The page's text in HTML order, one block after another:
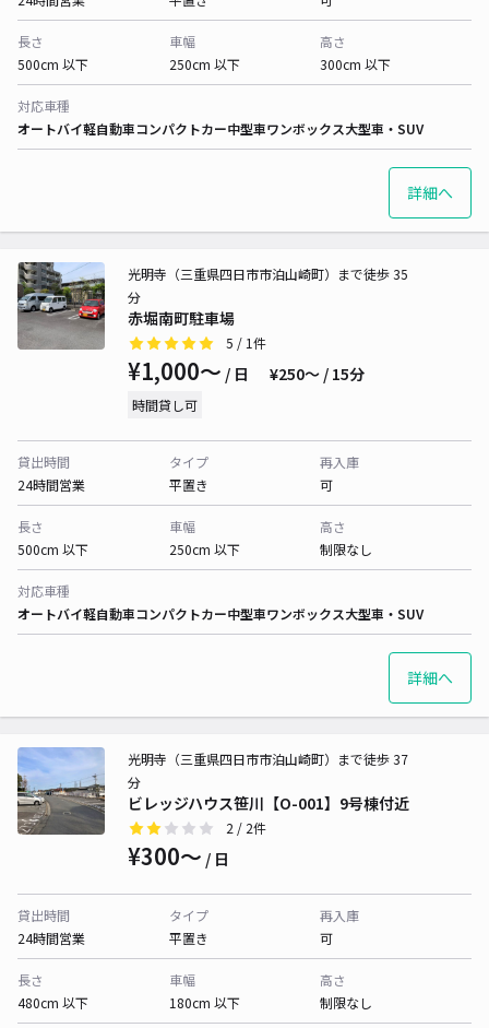
長さ
500cm 以下
車幅
250cm 以下
高さ
300cm 以下
対応車種
オートバイ軽自動車コンパクトカー中型車ワンボックス大型車・SUV
詳細へ
赤堀南町駐車場
光明寺（三重県四日市市泊山崎町）まで徒歩 35
分
5 / 1件
¥1,000〜 / 日 ¥250〜 / 15分
時間貸し可
貸出時間
24時間営業
タイプ
平置き
再入庫
可
長さ
500cm 以下
車幅
250cm 以下
高さ
制限なし
対応車種
オートバイ軽自動車コンパクトカー中型車ワンボックス大型車・SUV
詳細へ
ビレッジハウス笹川【O-001】9号棟付近
光明寺（三重県四日市市泊山崎町）まで徒歩 37
分
2 / 2件
¥300〜 / 日
貸出時間
24時間営業
タイプ
平置き
再入庫
可
長さ
480cm 以下
車幅
180cm 以下
高さ
制限なし